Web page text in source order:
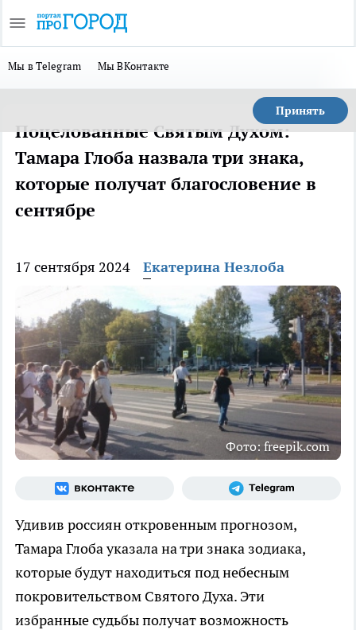
Мы в Telegram Мы ВКонтакте
Принять
Поцелованные Святым Духом:
Тамара Глоба назвала три знака,
которые получат благословение в
сентябре
17 сентября 2024 Екатерина Незлоба
Фото: freepik.com
Удивив россиян откровенным прогнозом,
Тамара Глоба указала на три знака зодиака,
которые будут находиться под небесным
покровительством Святого Духа. Эти
избранные судьбы получат возможность